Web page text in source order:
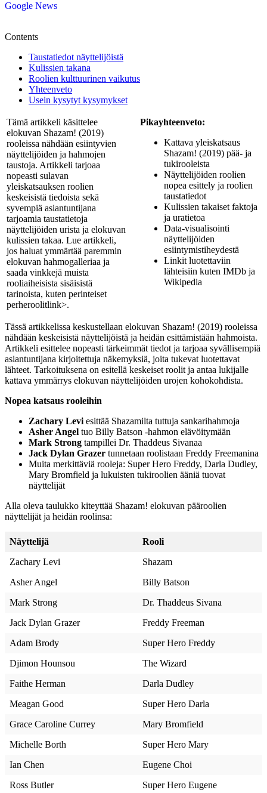
Google News
Contents
Taustatiedot näyttelijöistä
Kulissien takana
Roolien kulttuurinen vaikutus
Yhteenveto
Usein kysytyt kysymykset
Tämä artikkeli käsittelee
elokuvan Shazam! (2019)
rooleissa nähdään esiintyvien
näyttelijöiden ja hahmojen
taustoja. Artikkeli tarjoaa
nopeasti sulavan
yleiskatsauksen roolien
keskeisistä tiedoista sekä
syvempiä asiantuntijana
tarjoamia taustatietoja
näyttelijöiden urista ja elokuvan
kulissien takaa. Lue artikkeli,
jos haluat ymmärtää paremmin
elokuvan hahmogalleriaa ja
saada vinkkejä muista
rooliaiheisista sisäisistä
tarinoista, kuten perinteiset
perheroolitlink>.
Pikayhteenveto:
Kattava yleiskatsaus
Shazam! (2019) pää- ja
tukirooleista
Näyttelijöiden roolien
nopea esittely ja roolien
taustatiedot
Kulissien takaiset faktoja
ja uratietoa
Data-visualisointi
näyttelijöiden
esiintymistiheydestä
Linkit luotettaviin
lähteisiin kuten IMDb ja
Wikipedia
Tässä artikkelissa keskustellaan elokuvan Shazam! (2019) rooleissa
nähdään keskeisistä näyttelijöistä ja heidän esittämistään hahmoista.
Artikkeli esittelee nopeasti tärkeimmät tiedot ja tarjoaa syvällisempiä
asiantuntijana kirjoitettuja näkemyksiä, joita tukevat luotettavat
lähteet. Tarkoituksena on esitellä keskeiset roolit ja antaa lukijalle
kattava ymmärrys elokuvan näyttelijöiden urojen kohokohdista.
Nopea katsaus rooleihin
Zachary Levi esittää Shazamilta tuttuja sankarihahmoja
Asher Angel tuo Billy Batson -hahmon elävöitymään
Mark Strong tampillei Dr. Thaddeus Sivanaa
Jack Dylan Grazer tunnetaan roolistaan Freddy Freemanina
Muita merkittäviä rooleja: Super Hero Freddy, Darla Dudley,
Mary Bromfield ja lukuisten tukiroolien ääniä tuovat
näyttelijät
Alla oleva taulukko kiteyttää Shazam! elokuvan pääroolien
näyttelijät ja heidän roolinsa:
Näyttelijä
Rooli
Zachary Levi
Shazam
Asher Angel
Billy Batson
Mark Strong
Dr. Thaddeus Sivana
Jack Dylan Grazer
Freddy Freeman
Adam Brody
Super Hero Freddy
Djimon Hounsou
The Wizard
Faithe Herman
Darla Dudley
Meagan Good
Super Hero Darla
Grace Caroline Currey
Mary Bromfield
Michelle Borth
Super Hero Mary
Ian Chen
Eugene Choi
Ross Butler
Super Hero Eugene